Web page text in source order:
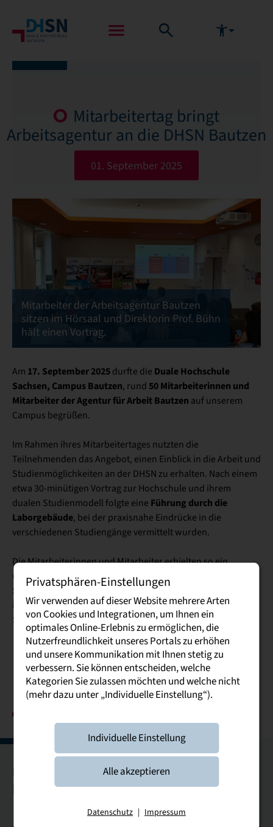
Mitarbeitertag bringt
Arbeitsagentur an die DHSN Bautzen
01. September 2025
Mitarbeiter der Arbeitsagentur Bautzen
sitzen im Hörsaal und Direktorin Prof. Bühn
hält einen Vortrag.
Am 17. September 2025 durfte die Duale Hochschule
Sachsen, Campus Bautzen, rund 50 Mitarbeiterinnen und
Mitarbeiter der Agentur für Arbeit Bautzen auf unserem
Campus begrüßen.
Im Rahmen ihres Mitarbeitertages nutzten die
Teilnehmenden das Angebot, einen Einblick in die Arbeit und
Studienmöglichkeiten an der DHSN zu erhalten. Nach einem
etwa 30-minütigen Vortrag zur Hochschule und ihrem
dualen Studienmodell folgte eine Führung durch die
Laborgebäude, bei der praxisnahe Eindrücke in die
verschiedenen Studiengänge vermittelt wurden.
Die Mitarbeiterinnen und Mitarbeiter erhielten so ein
umfassendes Bild über die Besonderheiten des dualen
Studiums an der DHSN. Mit diesem Wissen können sie nun
ihre Kundinnen und Kunden gezielt über die vielfältigen
Studienmöglichkeiten am Standort Bautzen informieren.
BreitenbrunnDresden
RiesaPlauen
Privatsphären-Einstellungen
Wir verwenden auf dieser Website mehrere Arten
von Cookies und Integrationen, um Ihnen ein
optimales Online-Erlebnis zu ermöglichen, die
Nutzerfreundlichkeit unseres Portals zu erhöhen
und unsere Kommunikation mit Ihnen stetig zu
verbessern. Sie können entscheiden, welche
Kategorien Sie zulassen möchten und welche nicht
(mehr dazu unter „Individuelle Einstellung“).
Individuelle Einstellung
Alle akzeptieren
Datenschutz | Impressum